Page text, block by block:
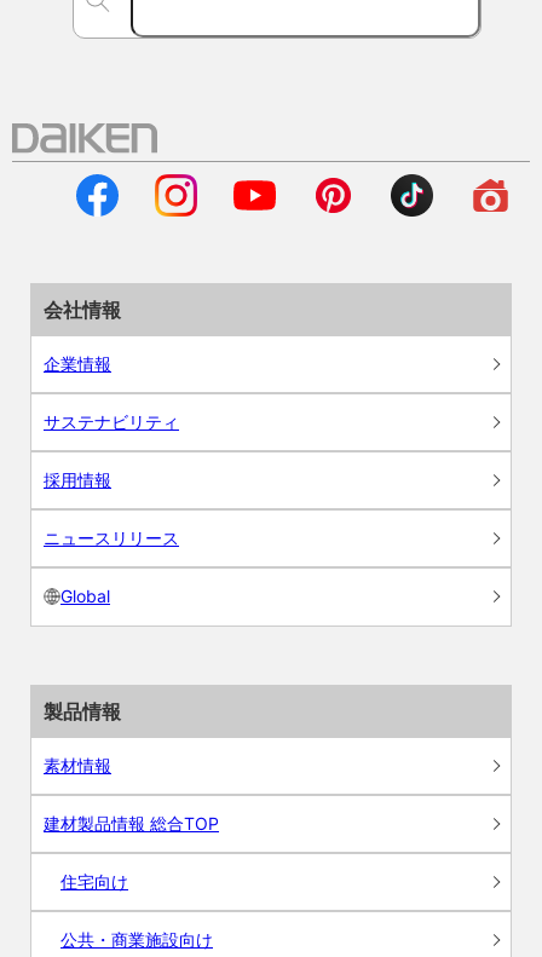
会社情報
企業情報
サステナビリティ
採用情報
ニュースリリース
Global
製品情報
素材情報
建材製品情報 総合TOP
住宅向け
公共・商業施設向け